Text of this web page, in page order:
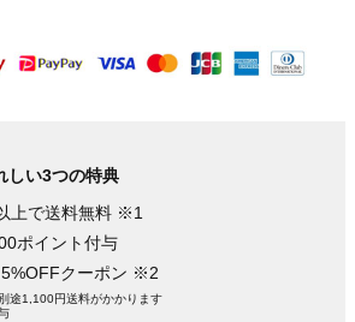
しい3つの特典
上で送料無料 ※1
ポイント付与
クーポン ※2
途1,100円送料がかかります